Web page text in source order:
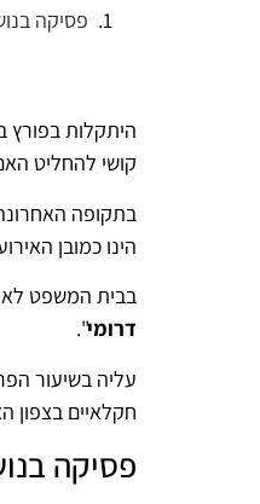
פסיקה
היתקלות בפורץ
קושי להחליט
בתקופה
הינו כמובן
בבית המשפט לא
דרומי".
עליה בשיעור
חקלאיים בצפון
פסיקה